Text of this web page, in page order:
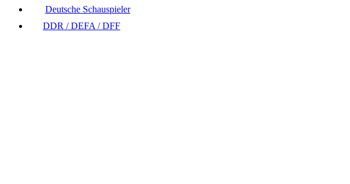
Deutsche Schauspieler
DDR / DEFA / DFF